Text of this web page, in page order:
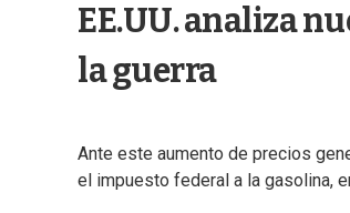
EE.UU. analiza
la guerra
Ante este aumento de precios
el impuesto federal a la gasolina,